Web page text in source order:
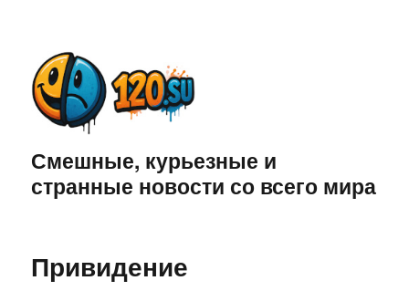
Смешные, курьезные и
странные новости со всего мира
Привидение